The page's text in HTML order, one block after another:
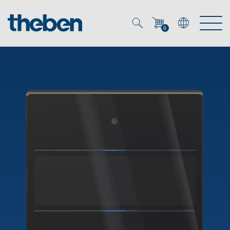
0
KNX
OEM-Lösungen
DALI-2 Lichtsteuerung
Unternehmen